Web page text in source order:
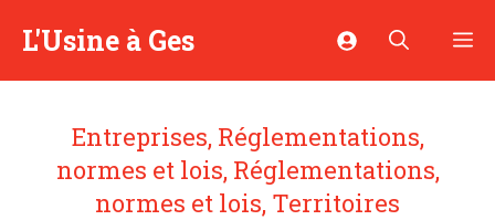
L'Usine à Ges
Entreprises, Réglementations,
normes et lois, Réglementations,
normes et lois, Territoires